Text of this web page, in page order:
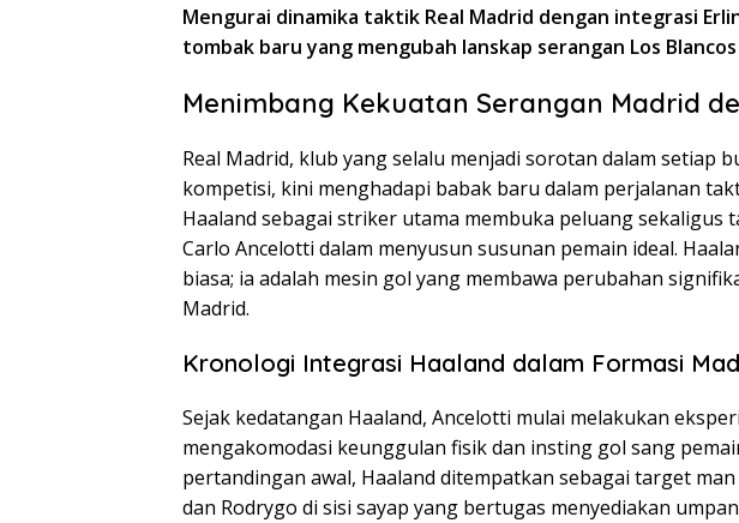
Mengurai dinamika taktik Real Madrid dengan integrasi
tombak baru yang mengubah lanskap serangan Los
Menimbang Kekuatan Serangan Madrid
Real Madrid, klub yang selalu menjadi sorotan dalam setiap
kompetisi, kini menghadapi babak baru dalam perjalanan
Haaland sebagai striker utama membuka peluang sekaligus
Carlo Ancelotti dalam menyusun susunan pemain ideal.
biasa; ia adalah mesin gol yang membawa perubahan
Madrid.
Kronologi Integrasi Haaland dalam Formasi
Sejak kedatangan Haaland, Ancelotti mulai melakukan
mengakomodasi keunggulan fisik dan insting gol sang
pertandingan awal, Haaland ditempatkan sebagai target
dan Rodrygo di sisi sayap yang bertugas menyediakan